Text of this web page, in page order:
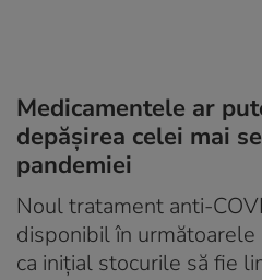
Medicamentele ar
depășirea celei mai
pandemiei
Noul tratament anti-
disponibil în
ca inițial stocurile să fie